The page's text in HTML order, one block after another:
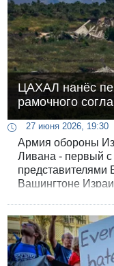
ЦАХАЛ нанёс
рамочного
27 июня 2026, 19:30
Армия обороны
Ливана - первый
представителями
Вашингтоне
полноценном
двумя странами.